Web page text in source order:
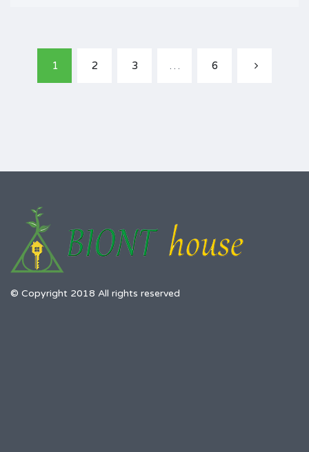
1 2 3 … 6
© Copyright 2018 All rights reserved